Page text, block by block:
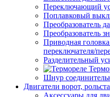
Переключающий
Поплавковый
Преобразователь
Преобразователь
Приводная
переключателя/
Разделительный
Шнур
Двигатели ворот,
Аксессуары для